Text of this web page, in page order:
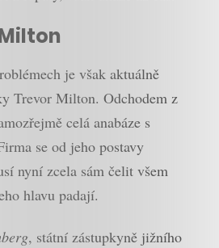
je však aktuálně
Trevor Milton. Odchodem z
celá anabáze s
se od jeho postavy
nyní zcela sám čelit všem
hlavu padají.
, státní zástupkyně jižního